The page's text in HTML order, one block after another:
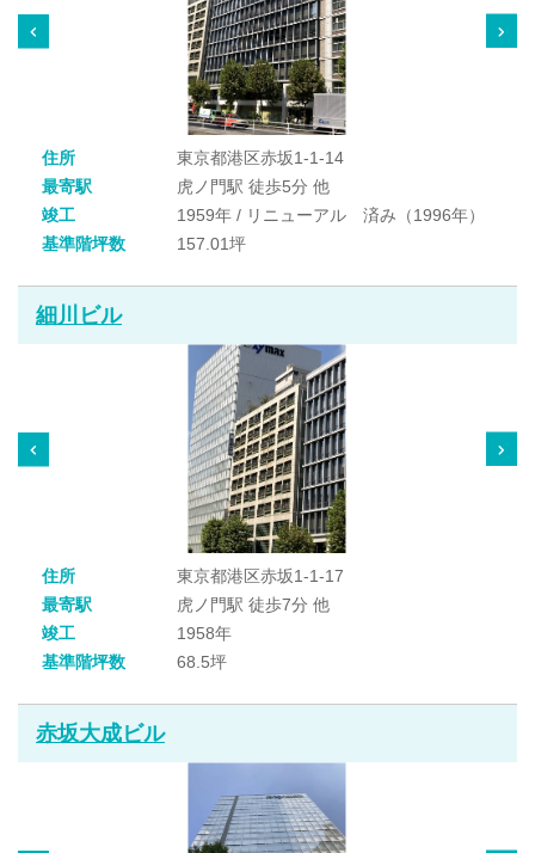
住所
東京都港区赤坂1-1-14
最寄駅
虎ノ門駅 徒歩5分 他
竣工
1959年 / リニューアル 済み（1996年）
基準階坪数
157.01坪
細川ビル
住所
東京都港区赤坂1-1-17
最寄駅
虎ノ門駅 徒歩7分 他
竣工
1958年
基準階坪数
68.5坪
赤坂大成ビル